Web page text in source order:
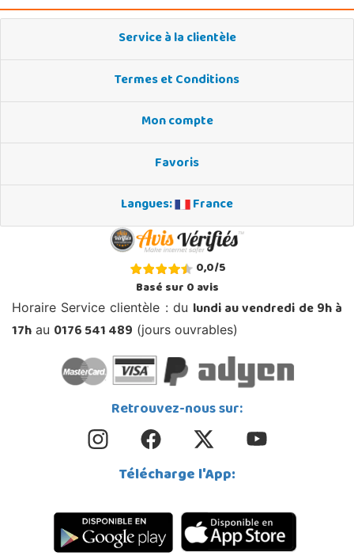
Service à la clientèle
Termes et Conditions
Mon compte
Favoris
Langues:
France
0,0/5
Basé sur0avis
Horaire Service clientèle : du lundi au vendredi de 9h à
17h au 0176 541 489 (jours ouvrables)
Retrouvez-nous sur:
Télécharge l'App: